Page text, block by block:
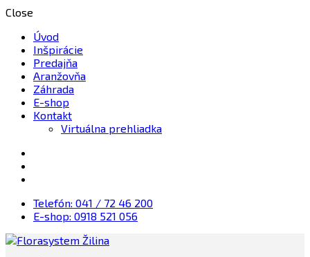
Close
Úvod
Inšpirácie
Predajňa
Aranžovňa
Záhrada
E-shop
Kontakt
Virtuálna prehliadka
Telefón: 041 / 72 46 200
E-shop: 0918 521 056